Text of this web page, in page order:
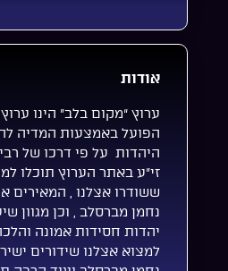
אודות
ערוץ “מקום בלב” הינו
הפועל באמצעות המדיה
היהדות על פי דרכו של
זי”ע באתר הערוץ תוכלו
ששודרו אצלנו , המאירים
נחמן מברסלב , וכן מגוון
יהדות חסידות אמונה
למצוא אצלנו שידורים